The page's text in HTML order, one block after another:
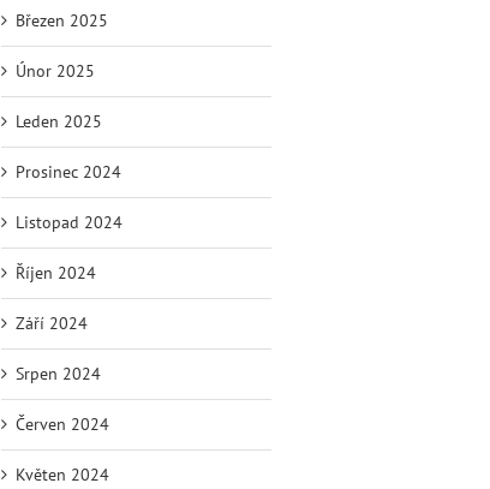
Březen 2025
Únor 2025
Leden 2025
Prosinec 2024
Listopad 2024
Říjen 2024
Září 2024
Srpen 2024
Červen 2024
Květen 2024